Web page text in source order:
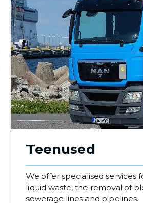
Teenused
We offer specialised services
liquid waste, the removal of
sewerage lines and pipelines.